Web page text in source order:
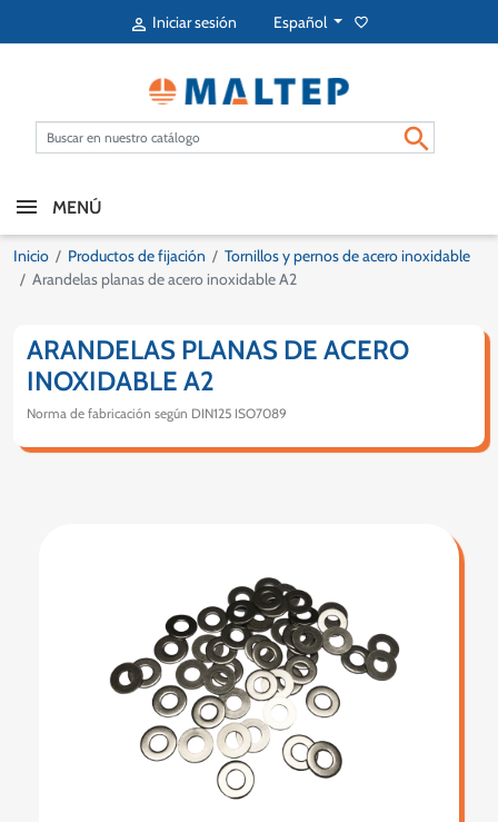
 Iniciar sesión Español favorite_border

MENÚ
Inicio Productos de fijación
Tornillos y pernos de acero inoxidable
Arandelas planas de acero inoxidable A2
ARANDELAS PLANAS DE ACERO
INOXIDABLE A2
Norma de fabricación según DIN125 ISO7089